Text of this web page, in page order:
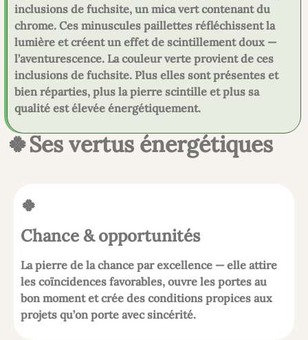
inclusions de fuchsite, un mica vert contenant du
chrome. Ces minuscules paillettes réfléchissent la
lumière et créent un effet de scintillement doux —
l’aventurescence. La couleur verte provient de ces
inclusions de fuchsite. Plus elles sont présentes et
bien réparties, plus la pierre scintille et plus sa
qualité est élevée énergétiquement.
🍀Ses vertus énergétiques
🍀
Chance & opportunités
La pierre de la chance par excellence — elle attire
les coïncidences favorables, ouvre les portes au
bon moment et crée des conditions propices aux
projets qu’on porte avec sincérité.